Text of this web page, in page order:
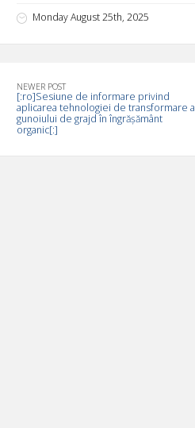
Monday August 25th, 2025
NEWER POST
[:ro]Sesiune de informare privind
aplicarea tehnologiei de transformare a
gunoiului de grajd în îngrășământ
organic[:]